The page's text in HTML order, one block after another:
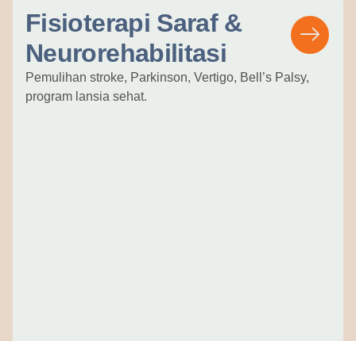
Fisioterapi Saraf &
Neurorehabilitasi
Pemulihan stroke, Parkinson, Vertigo, Bell’s Palsy,
program lansia sehat.